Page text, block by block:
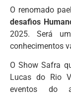
O renomado
desafios
2025. Será
conhecimentos
O Show Safra
Lucas do Rio
eventos do